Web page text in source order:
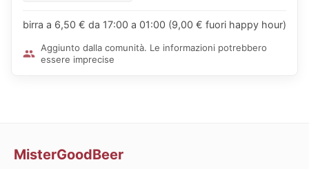
birra a 6,50 € da 17:00 a 01:00 (9,00 € fuori happy hour)
Aggiunto dalla comunità. Le informazioni potrebbero
essere imprecise
MisterGoodBeer